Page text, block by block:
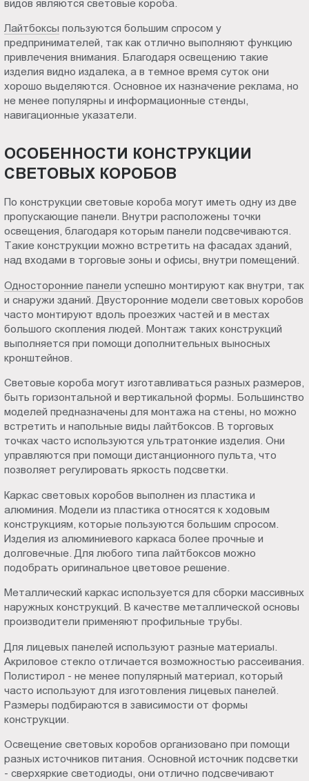
видов являются световые короба.
Лайтбоксы пользуются большим спросом у
предпринимателей, так как отлично выполняют функцию
привлечения внимания. Благодаря освещению такие
изделия видно издалека, а в темное время суток они
хорошо выделяются. Основное их назначение реклама, но
не менее популярны и информационные стенды,
навигационные указатели.
ОСОБЕННОСТИ КОНСТРУКЦИИ
СВЕТОВЫХ КОРОБОВ
По конструкции световые короба могут иметь одну из две
пропускающие панели. Внутри расположены точки
освещения, благодаря которым панели подсвечиваются.
Такие конструкции можно встретить на фасадах зданий,
над входами в торговые зоны и офисы, внутри помещений.
Односторонние панели успешно монтируют как внутри, так
и снаружи зданий. Двусторонние модели световых коробов
часто монтируют вдоль проезжих частей и в местах
большого скопления людей. Монтаж таких конструкций
выполняется при помощи дополнительных выносных
кронштейнов.
Световые короба могут изготавливаться разных размеров,
быть горизонтальной и вертикальной формы. Большинство
моделей предназначены для монтажа на стены, но можно
встретить и напольные виды лайтбоксов. В торговых
точках часто используются ультратонкие изделия. Они
управляются при помощи дистанционного пульта, что
позволяет регулировать яркость подсветки.
Каркас световых коробов выполнен из пластика и
алюминия. Модели из пластика относятся к ходовым
конструкциям, которые пользуются большим спросом.
Изделия из алюминиевого каркаса более прочные и
долговечные. Для любого типа лайтбоксов можно
подобрать оригинальное цветовое решение.
Металлический каркас используется для сборки массивных
наружных конструкций. В качестве металлической основы
производители применяют профильные трубы.
Для лицевых панелей используют разные материалы.
Акриловое стекло отличается возможностью рассеивания.
Полистирол - не менее популярный материал, который
часто используют для изготовления лицевых панелей.
Размеры подбираются в зависимости от формы
конструкции.
Освещение световых коробов организовано при помощи
разных источников питания. Основной источник подсветки
- сверхяркие светодиоды, они отлично подсвечивают
9.00-
18.00
Сб.,
Вс.:
выходной